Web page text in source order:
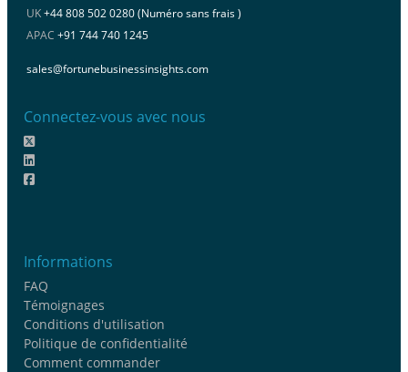
UK+44 808 502 0280 (Numéro sans frais )
APAC +91 744 740 1245
sales@fortunebusinessinsights.com
Connectez-vous avec nous
Informations
FAQ
Témoignages
Conditions d'utilisation
Politique de confidentialité
Comment commander